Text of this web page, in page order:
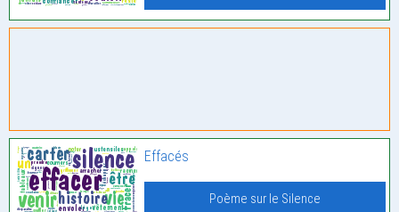
Effacés
Poème sur le Silence